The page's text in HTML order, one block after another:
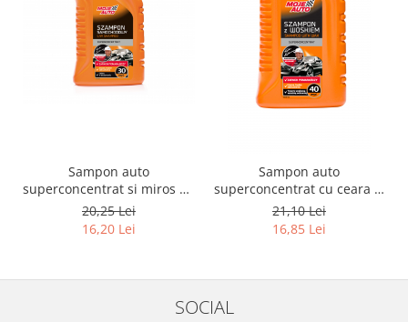
Sampon auto
superconcentrat si miros de
portocale - bidon 1000 ml
20,25 Lei
16,20 Lei
Sampon auto
superconcentrat cu ceara si
miros de portocale - bidon
1300 ml
21,10 Lei
16,85 Lei
SOCIAL